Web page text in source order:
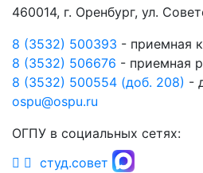
460014, г. Оренбург, ул.
8 (3532) 500393 - приемная
8 (3532) 506676 - приемная
8 (3532) 500554 (доб. 208) -
ospu@ospu.ru
ОГПУ в социальных сетях:
студ.совет